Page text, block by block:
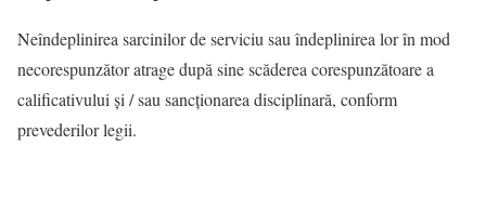
Neîndeplinirea sarcinilor de serviciu sau îndeplinirea lor în mod
necorespunzător atrage după sine scăderea corespunzătoare a
calificativului și / sau sancţionarea disciplinară, conform
prevederilor legii.